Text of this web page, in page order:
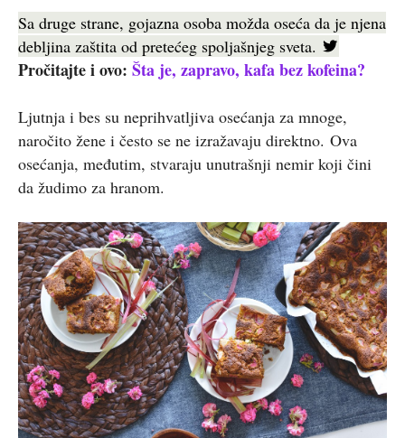
Sa druge strane, gojazna osoba možda oseća da je njena
debljina zaštita od pretećeg spoljašnjeg sveta.
Pročitajte i ovo: Šta je, zapravo, kafa bez kofeina?
Ljutnja i bes su neprihvatljiva osećanja za mnoge,
naročito žene i često se ne izražavaju direktno. Ova
osećanja, međutim, stvaraju unutrašnji nemir koji čini
da žudimo za hranom.